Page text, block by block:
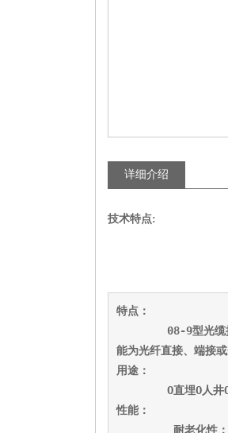
详细介绍
技术特点:
特点：
08-9型光
能为光纤直接、端接
用途：
Ο直埋Ο人井
性能：
耐老化性